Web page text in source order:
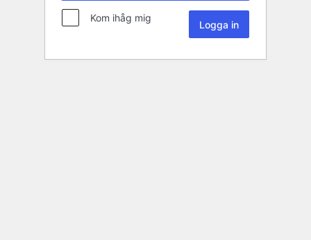
Kom ihåg mig